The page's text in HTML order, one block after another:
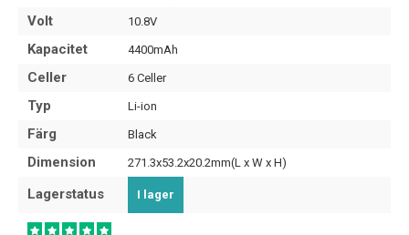
Volt 10.8V
Kapacitet 4400mAh
Celler 6 Celler
Typ Li-ion
Färg Black
Dimension 271.3x53.2x20.2mm(L x W x H)
Lagerstatus I lager